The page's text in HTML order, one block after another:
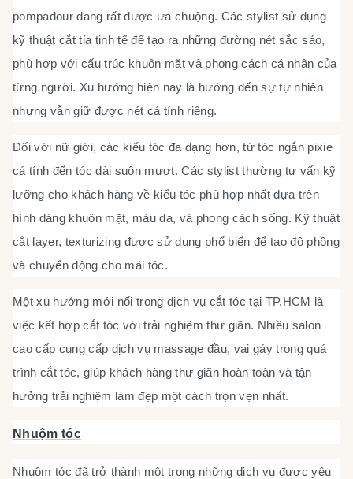
pompadour đang rất được ưa chuộng. Các stylist sử dụng
kỹ thuật cắt tỉa tinh tế để tạo ra những đường nét sắc sảo,
phù hợp với cấu trúc khuôn mặt và phong cách cá nhân của
từng người. Xu hướng hiện nay là hướng đến sự tự nhiên
nhưng vẫn giữ được nét cá tính riêng.
Đối với nữ giới, các kiểu tóc đa dạng hơn, từ tóc ngắn pixie
cá tính đến tóc dài suôn mượt. Các stylist thường tư vấn kỹ
lưỡng cho khách hàng về kiểu tóc phù hợp nhất dựa trên
hình dáng khuôn mặt, màu da, và phong cách sống. Kỹ thuật
cắt layer, texturizing được sử dụng phổ biến để tạo độ phồng
và chuyển động cho mái tóc.
Một xu hướng mới nổi trong dịch vụ cắt tóc tại TP.HCM là
việc kết hợp cắt tóc với trải nghiệm thư giãn. Nhiều salon
cao cấp cung cấp dịch vụ massage đầu, vai gáy trong quá
trình cắt tóc, giúp khách hàng thư giãn hoàn toàn và tận
hưởng trải nghiệm làm đẹp một cách trọn vẹn nhất.
Nhuộm tóc
Nhuộm tóc đã trở thành một trong những dịch vụ được yêu